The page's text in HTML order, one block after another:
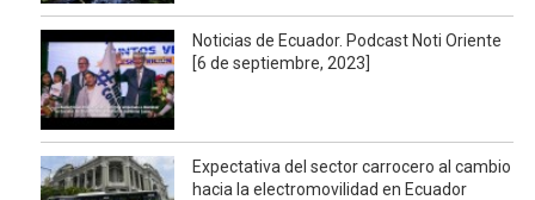
Noticias de Ecuador. Podcast Noti Oriente
[6 de septiembre, 2023]
Expectativa del sector carrocero al cambio
hacia la electromovilidad en Ecuador